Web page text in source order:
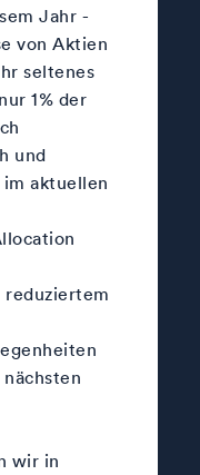
Jahr -
von Aktien
seltenes
1% der
und
aktuellen
wir in